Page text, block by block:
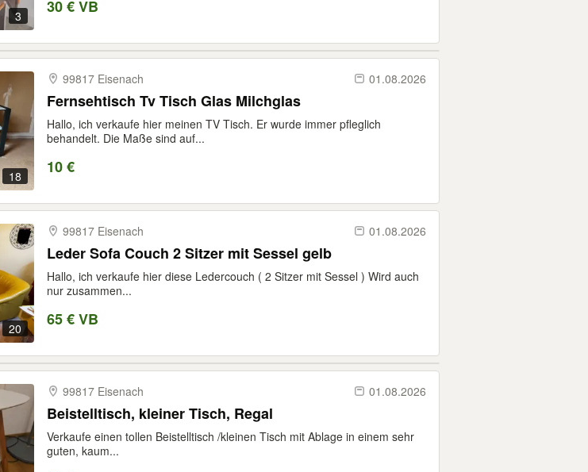
3 30 € VB
18
99817 Eisenach 01.08.2026
Fernsehtisch Tv Tisch Glas Milchglas
Hallo, ich verkaufe hier meinen TV Tisch. Er wurde immer pfleglich
behandelt. Die Maße sind auf...
10 €
20
99817 Eisenach 01.08.2026
Leder Sofa Couch 2 Sitzer mit Sessel gelb
Hallo, ich verkaufe hier diese Ledercouch ( 2 Sitzer mit Sessel ) Wird auch
nur zusammen...
65 € VB
99817 Eisenach 01.08.2026
Beistelltisch, kleiner Tisch, Regal
Verkaufe einen tollen Beistelltisch /kleinen Tisch mit Ablage in einem sehr
guten, kaum...